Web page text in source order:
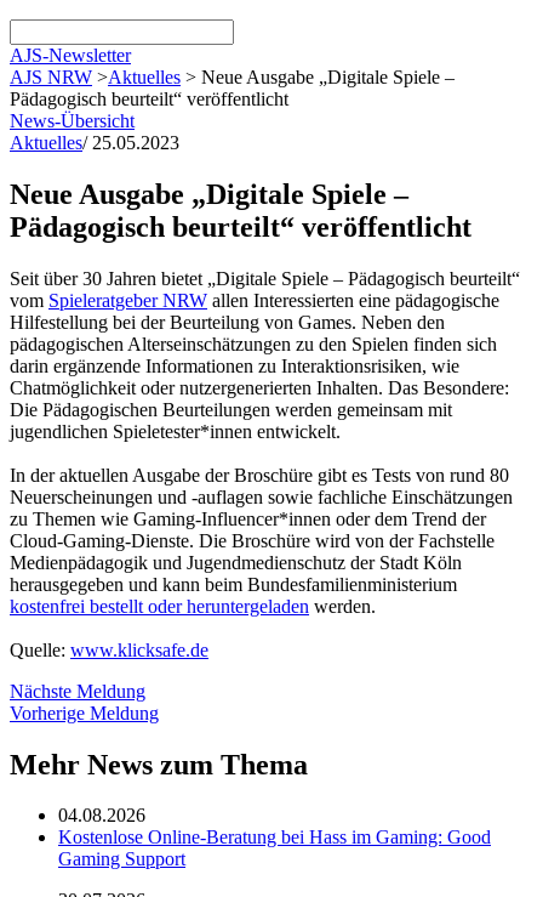
AJS-Newsletter
AJS NRW >Aktuelles > Neue Ausgabe „Digitale Spiele –
Pädagogisch beurteilt“ veröffentlicht
News-Übersicht
Aktuelles/ 25.05.2023
Neue Ausgabe „Digitale Spiele –
Pädagogisch beurteilt“ veröffentlicht
Seit über 30 Jahren bietet „Digitale Spiele – Pädagogisch beurteilt“
vom Spieleratgeber NRW allen Interessierten eine pädagogische
Hilfestellung bei der Beurteilung von Games. Neben den
pädagogischen Alterseinschätzungen zu den Spielen finden sich
darin ergänzende Informationen zu Interaktionsrisiken, wie
Chatmöglichkeit oder nutzergenerierten Inhalten. Das Besondere:
Die Pädagogischen Beurteilungen werden gemeinsam mit
jugendlichen Spieletester*innen entwickelt.
In der aktuellen Ausgabe der Broschüre gibt es Tests von rund 80
Neuerscheinungen und -auflagen sowie fachliche Einschätzungen
zu Themen wie Gaming-Influencer*innen oder dem Trend der
Cloud-Gaming-Dienste. Die Broschüre wird von der Fachstelle
Medienpädagogik und Jugendmedienschutz der Stadt Köln
herausgegeben und kann beim Bundesfamilienministerium
kostenfrei bestellt oder heruntergeladen werden.
Quelle: www.klicksafe.de
Nächste Meldung
Vorherige Meldung
Mehr News zum Thema
04.08.2026
Kostenlose Online-Beratung bei Hass im Gaming: Good
Gaming Support